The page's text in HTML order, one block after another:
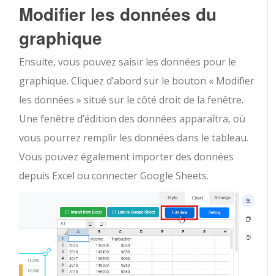
Modifier les données du
graphique
Ensuite, vous pouvez saisir les données pour le
graphique. Cliquez d’abord sur le bouton « Modifier
les données » situé sur le côté droit de la fenêtre.
Une fenêtre d’édition des données apparaîtra, où
vous pourrez remplir les données dans le tableau.
Vous pouvez également importer des données
depuis Excel ou connecter Google Sheets.